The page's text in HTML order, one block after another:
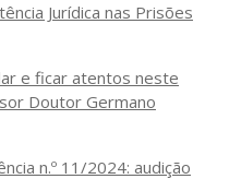
Jurídica nas Prisões
e ficar atentos neste
Doutor Germano
n.º 11/2024: audição